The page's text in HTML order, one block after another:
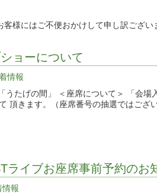
様にはご不便おかけして申し訳ござ
ョーについて
情報
たげの間」 ＜座席について＞ 「会場
頂きます。（座席番号の抽選ではござ
ライブお座席事前予約のお
情報